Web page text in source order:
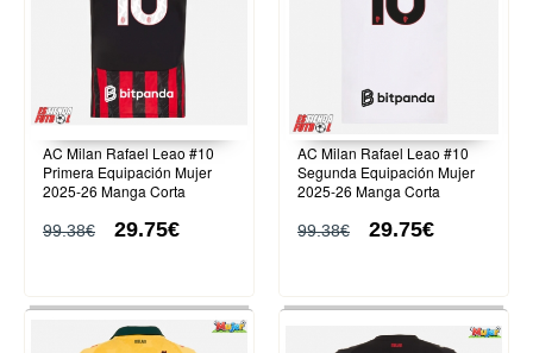
AC Milan Rafael Leao #10
Primera Equipación Mujer
2025-26 Manga Corta
99.38€ 29.75€
AC Milan Rafael Leao #10
Segunda Equipación Mujer
2025-26 Manga Corta
99.38€ 29.75€